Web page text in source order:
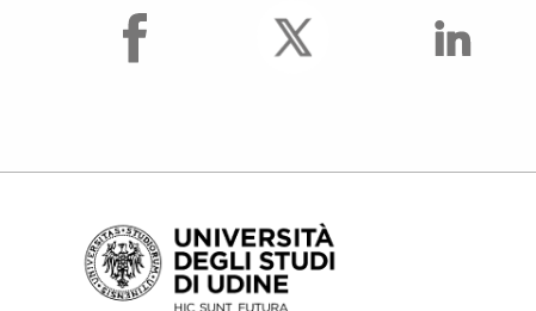
facebook